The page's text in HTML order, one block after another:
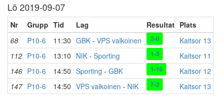
Lö 2019-09-07
Nr Grupp Tid Lag Resultat Plats
68
P10-6 11:30 GBK - VPS valkoinen 2-0
Kaitsor 13
112 P10-6 13:10 NIK - Sporting 1-3
Kaitsor 11
146 P10-6 14:50 Sporting - GBK 1-10
Kaitsor 12
147 P10-6 14:50 VPS valkoinen - NIK 7-2 Kaitsor 13